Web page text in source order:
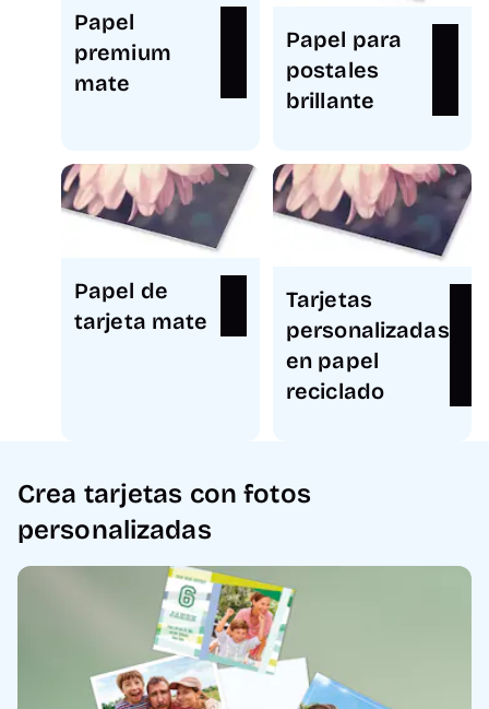
Papel
premium
mate
Papel para
postales
brillante
Papel de
tarjeta mate
Tarjetas
personalizadas
en papel
reciclado
Crea tarjetas con fotos
personalizadas